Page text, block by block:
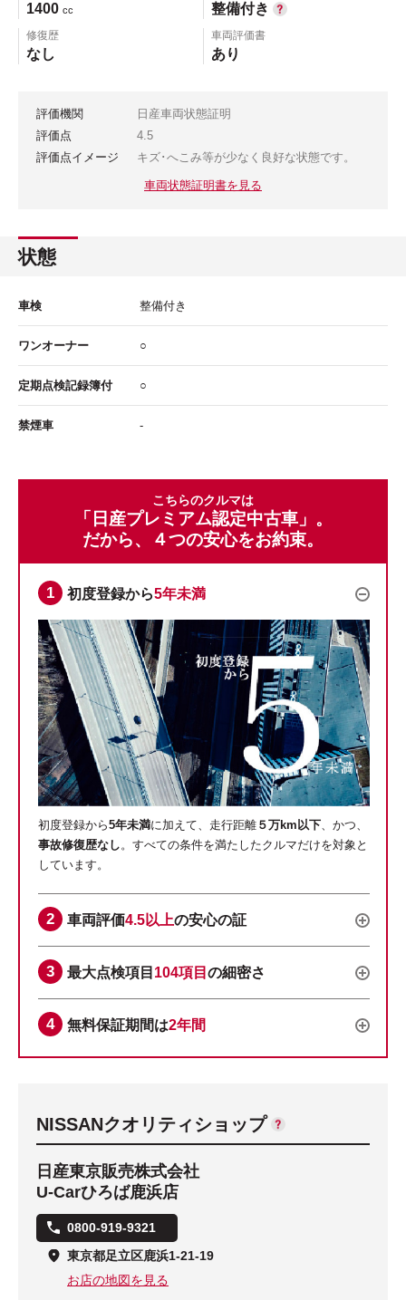
1400 cc 整備付き
修復歴
なし
車両評価書
あり
評価機関
日産車両状態証明
評価点
4.5
評価点イメージ
キズ･へこみ等が少なく良好な状態です。
車両状態証明書を見る
状態
車検 整備付き
ワンオーナー ○
定期点検記録簿付 ○
禁煙車 -
こちらのクルマは
「日産プレミアム認定中古車」。
だから、４つの安心をお約束。
初度登録から5年未満
初度登録から5年未満に加えて、走行距離 ５万km以下、かつ、
事故修復歴なし。すべての条件を満たしたクルマだけを対象と
しています。
車両評価4.5以上の安心の証
最大点検項目 104項目 の細密さ
無料保証期間は2年間
NISSANクオリティショップ
日産東京販売株式会社
U-Carひろば鹿浜店
0800-919-9321
東京都足立区鹿浜1-21-19
お店の地図を見る